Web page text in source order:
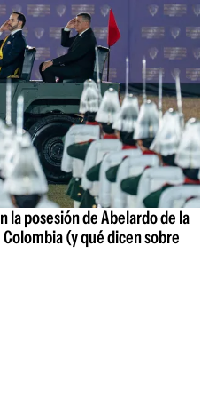
la posesión de Abelardo de la
(y qué dicen sobre